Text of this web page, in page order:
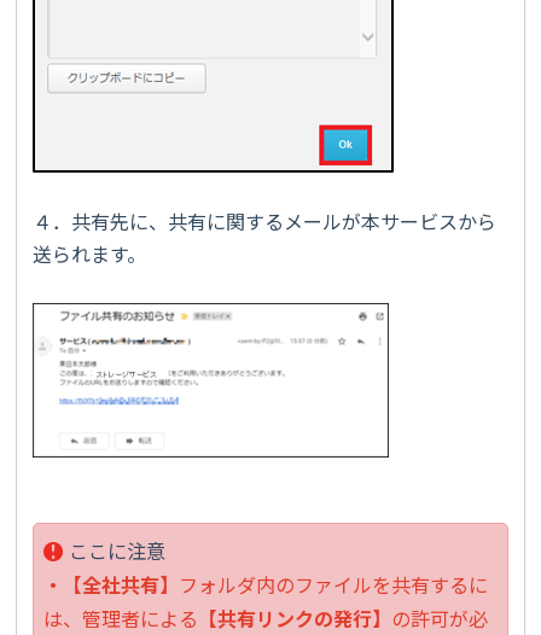
４．共有先に、共有に関するメールが本サービスから
送られます。
ここに注意
・【全社共有】 フォルダ内のファイルを共有するに
は、管理者による 【共有リンクの発行】 の許可が必